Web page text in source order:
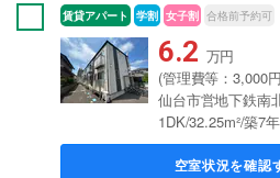
賃貸アパート 学割 女子割 合格前予約可
6.2 万円
(管理費等：3,000
仙台市営地下鉄南
1DK/32.25m²/築7年
空室状況を確認